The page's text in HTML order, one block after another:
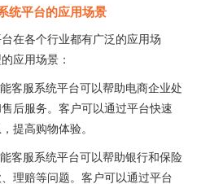
平台的应用场景
各个行业都有广泛的应用场
应用场景：
服系统平台可以帮助电商企业处
后服务。客户可以通过平台快速
提高购物体验。
服系统平台可以帮助银行和保险
理赔等问题。客户可以通过平台